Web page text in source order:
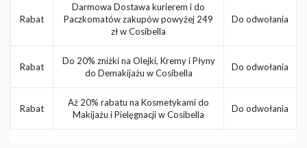
Rabat
Darmowa Dostawa kurierem i do
Paczkomatów zakupów powyżej 249
zł w Cosibella
Do odwołania
Rabat
Do 20% zniżki na Olejki, Kremy i Płyny
do Demakijażu w Cosibella
Do odwołania
Rabat
Aż 20% rabatu na Kosmetykami do
Makijażu i Pielęgnacji w Cosibella
Do odwołania